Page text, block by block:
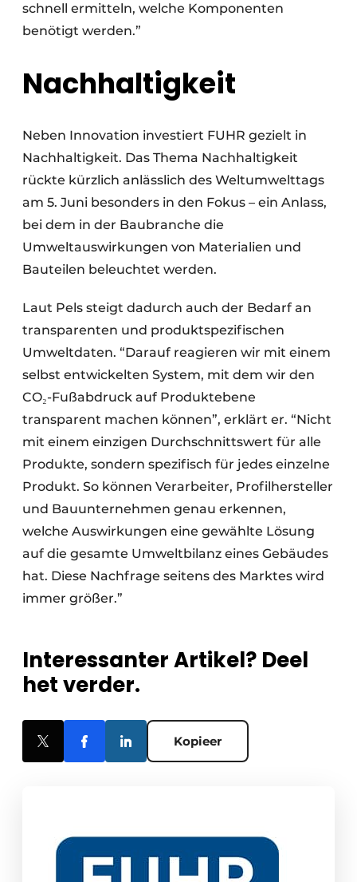
schnell ermitteln, welche Komponenten
benötigt werden.”
Nachhaltigkeit
Neben Innovation investiert FUHR gezielt in
Nachhaltigkeit. Das Thema Nachhaltigkeit
rückte kürzlich anlässlich des Weltumwelttags
am 5. Juni besonders in den Fokus – ein Anlass,
bei dem in der Baubranche die
Umweltauswirkungen von Materialien und
Bauteilen beleuchtet werden.
Laut Pels steigt dadurch auch der Bedarf an
transparenten und produktspezifischen
Umweltdaten. “Darauf reagieren wir mit einem
selbst entwickelten System, mit dem wir den
CO₂-Fußabdruck auf Produktebene
transparent machen können”, erklärt er. “Nicht
mit einem einzigen Durchschnittswert für alle
Produkte, sondern spezifisch für jedes einzelne
Produkt. So können Verarbeiter, Profilhersteller
und Bauunternehmen genau erkennen,
welche Auswirkungen eine gewählte Lösung
auf die gesamte Umweltbilanz eines Gebäudes
hat. Diese Nachfrage seitens des Marktes wird
immer größer.”
Interessanter Artikel? Deel
het verder.
Kopieer